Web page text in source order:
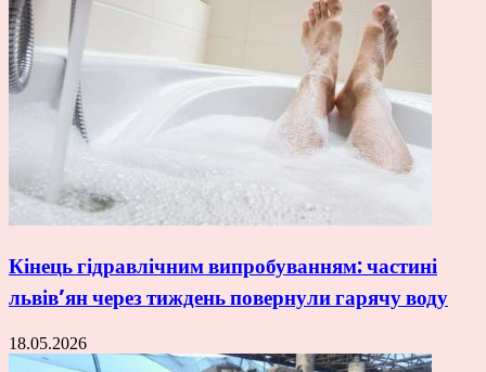
Кінець гідравлічним випробуванням: частині
львів’ян через тиждень повернули гарячу воду
18.05.2026